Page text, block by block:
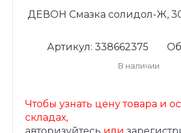
ДЕВОН Смазка солидол-Ж,
Артикул: 338662375
В наличии
Чтобы узнать цену товара и
складах,